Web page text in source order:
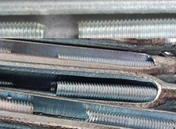
Giá bánVND